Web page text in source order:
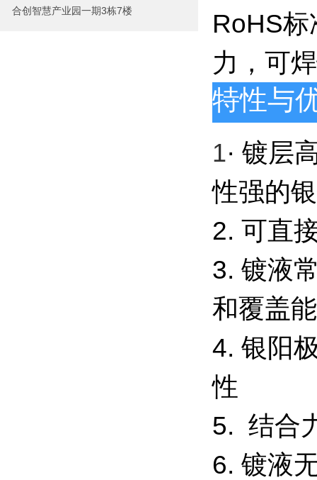
合创智慧产业园一期3栋7楼
RoHS
力，可
特性与
1· 镀层
性强
2. 可直
3. 镀液
和覆盖
4. 银阳
性
5. 结合
6. 镀液